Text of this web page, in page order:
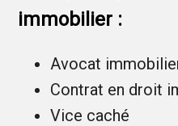
immobilier :
Avocat
Contrat en droit
Vice caché